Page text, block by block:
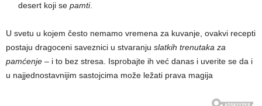
desert koji se pamti.
U svetu u kojem često nemamo vremena za kuvanje, ovakvi recepti
postaju dragoceni saveznici u stvaranju slatkih trenutaka za
pamćenje – i to bez stresa. Isprobajte ih već danas i uverite se da i
u najjednostavnijim sastojcima može ležati prava magija